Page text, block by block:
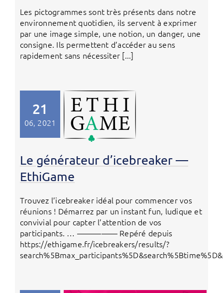
Les pictogrammes sont très présents dans notre
environnement quotidien, ils servent à exprimer
par une image simple, une notion, un danger, une
consigne. Ils permettent d’accéder au sens
rapidement sans nécessiter [...]
21
06, 2021
Le générateur d’icebreaker —
EthiGame
Trouvez l’icebreaker idéal pour commencer vos
réunions ! Démarrez par un instant fun, ludique et
convivial pour capter l’attention de vos
participants. … ————— Repéré depuis
https://ethigame.fr/icebreakers/results/?